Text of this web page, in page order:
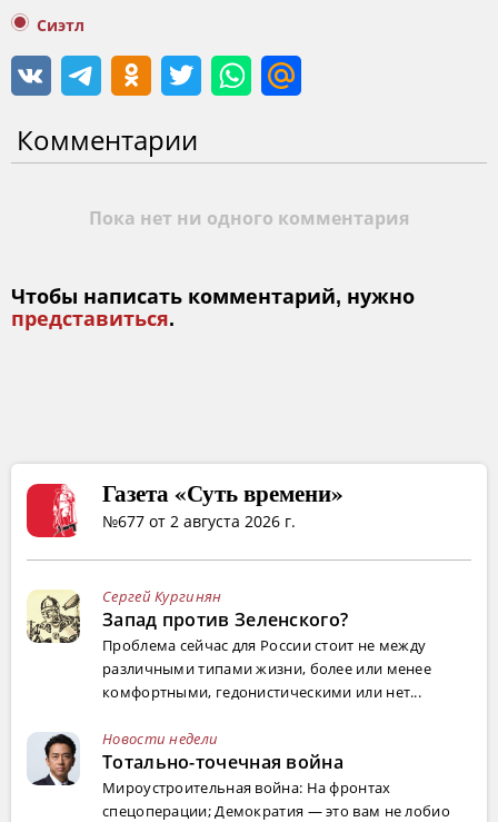
Сиэтл
Комментарии
Пока нет ни одного комментария
Чтобы написать комментарий, нужно
представиться.
Газета «Суть времени»
№677 от 2 августа 2026 г.
Сергей Кургинян
Запад против Зеленского?
Проблема сейчас для России стоит не между
различными типами жизни, более или менее
комфортными, гедонистическими или нет...
Новости недели
Тотально-точечная война
Мироустроительная война: На фронтах
спецоперации; Демократия — это вам не лобио